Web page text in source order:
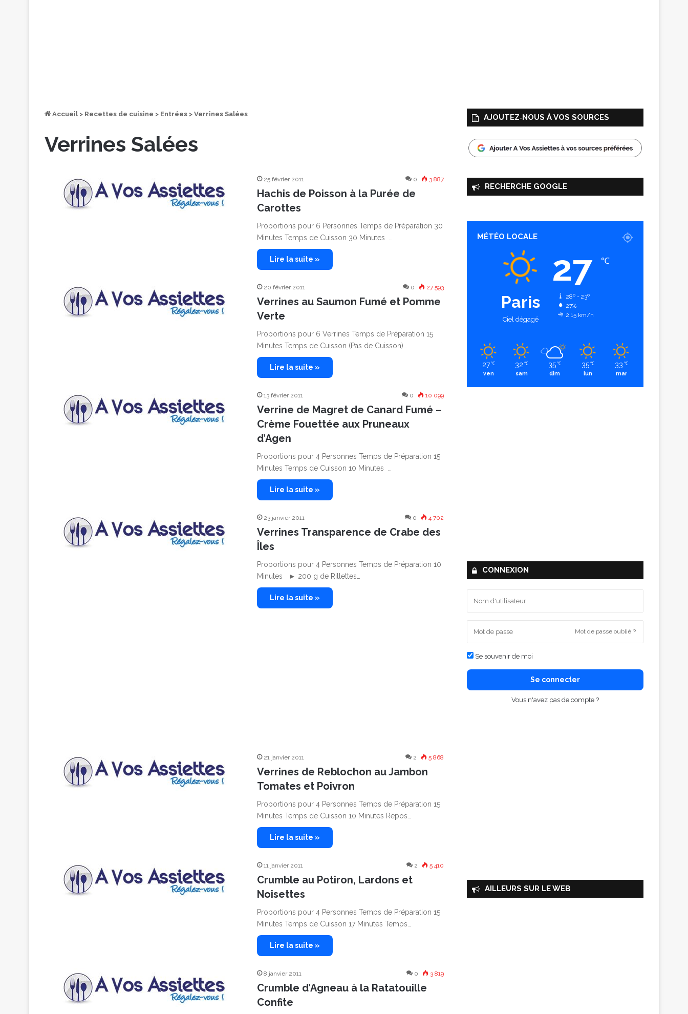
Accueil > Recettes de cuisine > Entrées > Verrines Salées
Verrines Salées
25 février 2011 0 3 887
Hachis de Poisson à la Purée de
Carottes
Proportions pour 6 Personnes Temps de Préparation 30
Minutes Temps de Cuisson 30 Minutes …
Lire la suite »
20 février 2011 0 27 593
Verrines au Saumon Fumé et Pomme
Verte
Proportions pour 6 Verrines Temps de Préparation 15
Minutes Temps de Cuisson (Pas de Cuisson)…
Lire la suite »
13 février 2011 0 10 099
Verrine de Magret de Canard Fumé –
Crème Fouettée aux Pruneaux
d’Agen
Proportions pour 4 Personnes Temps de Préparation 15
Minutes Temps de Cuisson 10 Minutes …
Lire la suite »
23 janvier 2011 0 4 702
Verrines Transparence de Crabe des
Îles
Proportions pour 4 Personnes Temps de Préparation 10
Minutes ► 200 g de Rillettes…
Lire la suite »
21 janvier 2011 2 5 868
Verrines de Reblochon au Jambon
Tomates et Poivron
Proportions pour 4 Personnes Temps de Préparation 15
Minutes Temps de Cuisson 10 Minutes Repos…
Lire la suite »
11 janvier 2011 2 5 410
Crumble au Potiron, Lardons et
Noisettes
Proportions pour 4 Personnes Temps de Préparation 15
Minutes Temps de Cuisson 17 Minutes Temps…
Lire la suite »
8 janvier 2011 0 3 819
Crumble d’Agneau à la Ratatouille
Confite
AJOUTEZ‑NOUS À VOS SOURCES
RECHERCHE GOOGLE
MÉTÉO LOCALE
Paris
Ciel dégagé
27 ℃
28º - 23º
27%
2.15 km/h
27 ℃
ven
32 ℃
sam
35 ℃
dim
35 ℃
lun
33 ℃
mar
CONNEXION
Mot de passe oublié ?
Se souvenir de moi
Se connecter
Vous n'avez pas de compte ?
AILLEURS SUR LE WEB